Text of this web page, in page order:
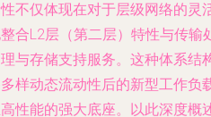
不仅体现在对于层级网络的灵
合L2层（第二层）特性与传输
与存储支持服务。这种体系结
样动态流动性后的新型工作负
性能的强大底座。以此深度概